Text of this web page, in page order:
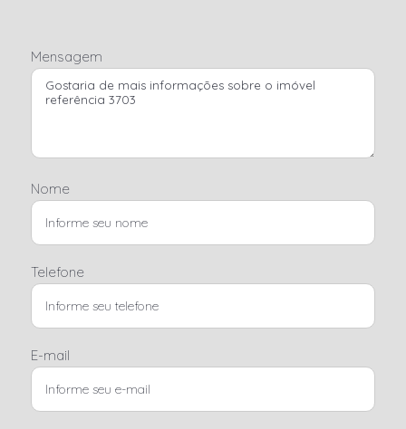
Mensagem
Nome
Telefone
E-mail